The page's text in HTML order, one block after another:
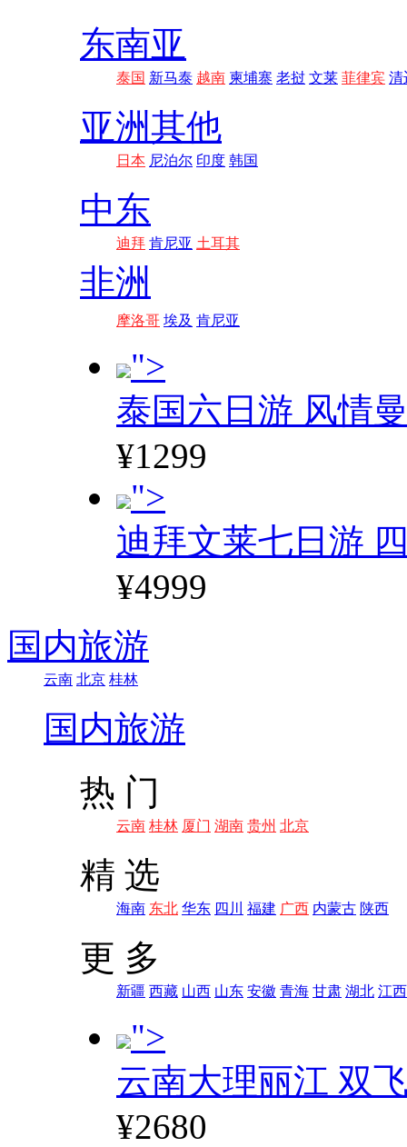
东南亚
泰国 新马泰 越南 柬埔寨 老挝 文莱 菲律宾 清
亚洲其他
日本 尼泊尔 印度 韩国
中东
迪拜 肯尼亚 土耳其
非洲
摩洛哥 埃及 肯尼亚
">
泰国六日游 风情
¥1299
">
迪拜文莱七日游
¥4999
国内旅游
云南 北京 桂林
国内旅游
热 门
云南 桂林 厦门 湖南 贵州 北京
精 选
海南 东北 华东 四川 福建 广西 内蒙古 陕西
更 多
新疆 西藏 山西 山东 安徽 青海 甘肃 湖北 江西
">
云南大理丽江 双
¥2680